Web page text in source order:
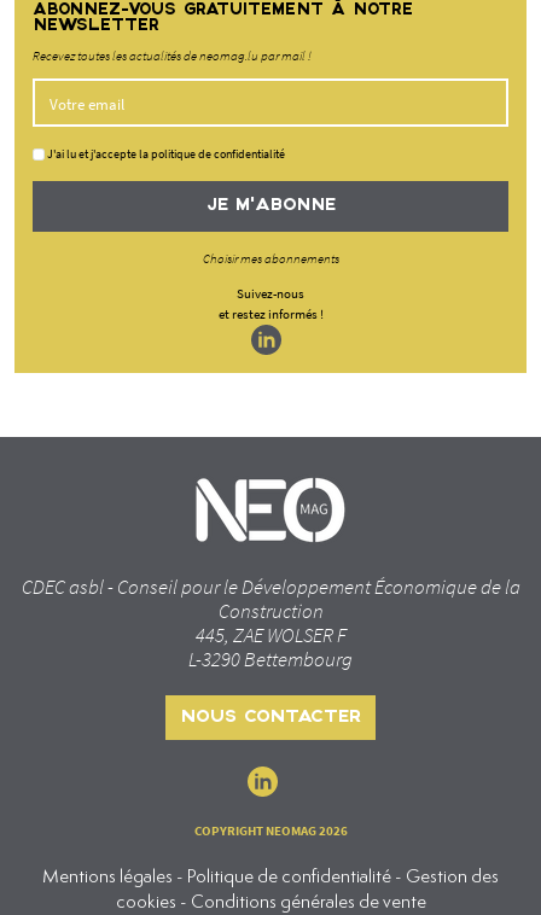
ABONNEZ-VOUS GRATUITEMENT À NOTRE
NEWSLETTER
Recevez toutes les actualités de neomag.lu par mail !
J'ai lu et j'accepte la politique de confidentialité
JE M'ABONNE
Choisir mes abonnements
Suivez-nous
et restez informés !
CDEC asbl - Conseil pour le Développement Économique de la
Construction
445, ZAE WOLSER F
L-3290 Bettembourg
NOUS CONTACTER
COPYRIGHT NEOMAG 2026
Mentions légales - Politique de confidentialité - Gestion des
cookies - Conditions générales de vente